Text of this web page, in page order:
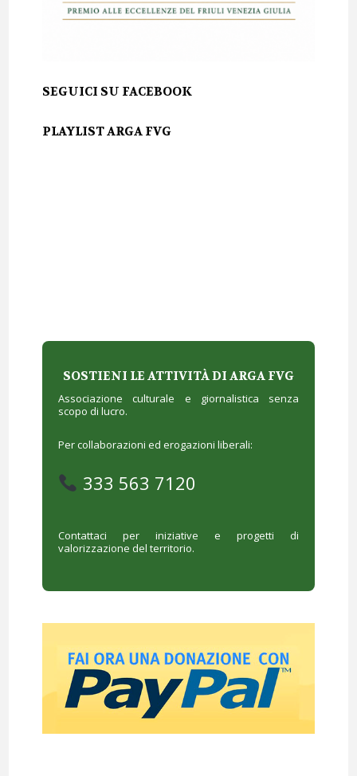
SEGUICI SU FACEBOOK
PLAYLIST ARGA FVG
SOSTIENI LE ATTIVITÀ DI ARGA FVG
Associazione culturale e giornalistica senza
scopo di lucro.
Per collaborazioni ed erogazioni liberali:
333 563 7120
Contattaci per iniziative e progetti di
valorizzazione del territorio.